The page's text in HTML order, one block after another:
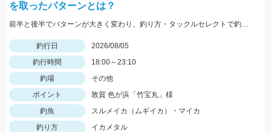
を取ったパターンとは？
前半と後半でパターンが大きく変わり、釣り方・タックルセレクトで釣果に差が出た日でした。最近の傾向としてケイムラ系カラーは必須ですので必ず持って行ってください。
釣行日
2026/08/05
釣行時間
18:00～23:10
釣場
その他
ポイント
敦賀 色が浜「竹宝丸」様
釣魚
スルメイカ（ムギイカ）・マイカ
釣り方
イカメタル